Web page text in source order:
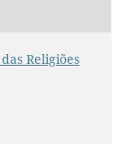
Religiões